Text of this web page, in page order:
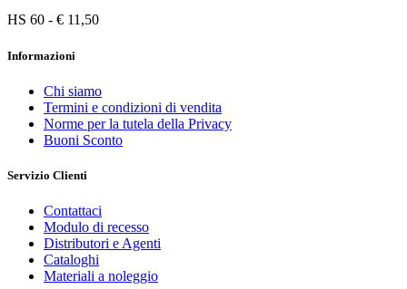
HS 60 - € 11,50
Informazioni
Chi siamo
Termini e condizioni di vendita
Norme per la tutela della Privacy
Buoni Sconto
Servizio Clienti
Contattaci
Modulo di recesso
Distributori e Agenti
Cataloghi
Materiali a noleggio